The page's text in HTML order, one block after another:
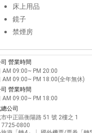
床上用品
鏡子
禁煙房